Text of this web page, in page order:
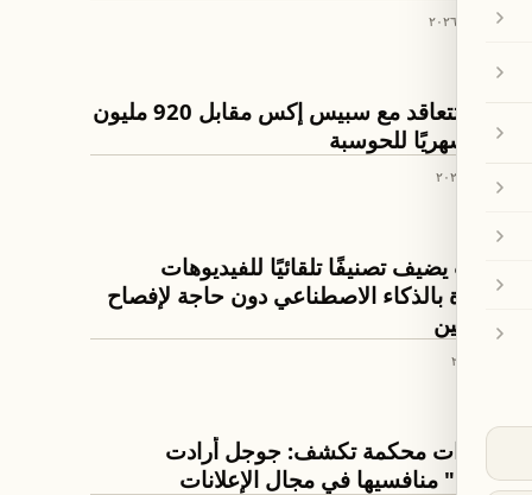
الذكاء الإصطناعي
غوغل تتعاقد مع سبيس إكس مقابل 920 مليون
دولار شهريًا للحوسبة
يوتيوب يضيف تصنيفًا تلقائيًا للفيديوهات
المولدة بالذكاء الاصطناعي دون حاجة لإفصاح
المنشئين
تكنولوجيا وعلوم
مستندات محكمة تكشف: جوجل أرادت
"سحق" منافسيها في مجال الإعلانات